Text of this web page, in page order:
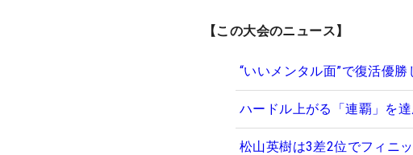
【この大会のニュース】
“いいメンタル面”で復活優
ハードル上がる「連覇」を
松山英樹は3差2位でフィニ